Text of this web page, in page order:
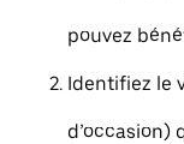
pouvez
Identifiez le
d’occasion)